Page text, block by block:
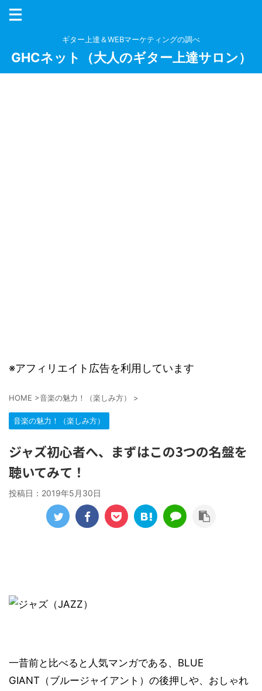
ギター上達＆WEBマーケティングの調べ
GHCネット（大人のギター上達サロン）
※アフィリエイト広告を利用しています
HOME >音楽の魅力！（楽しみ方） >
音楽の魅力！（楽しみ方）
ジャズ初心者へ、まずはこの3つの名盤を
聴いてみて！
投稿日： 2019年5月30日
一昔前と比べると人気マンガである、BLUE
GIANT（ブルージャイアント）の後押しや、おしゃれ